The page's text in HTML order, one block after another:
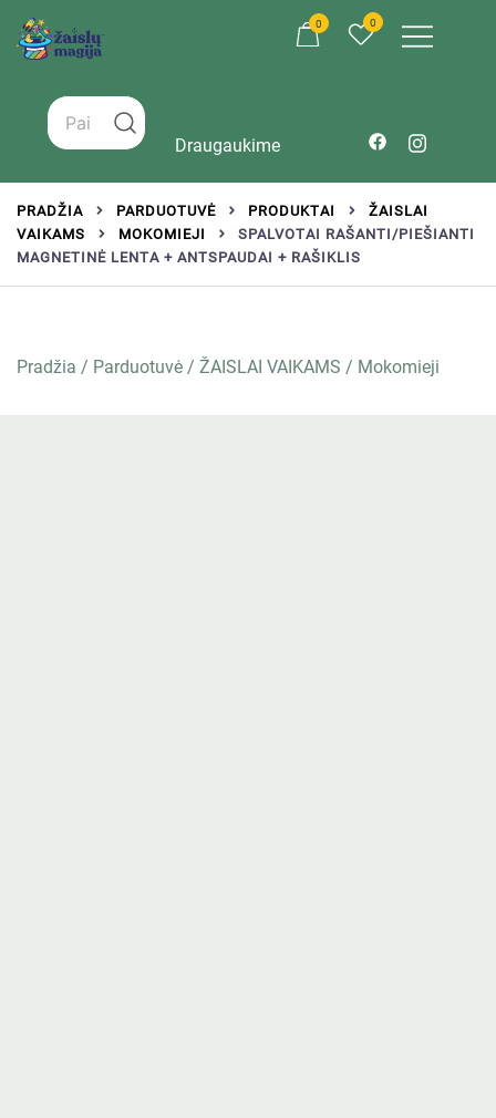
0 0
Draugaukime
PRADŽIA PARDUOTUVĖ PRODUKTAI
ŽAISLAI
VAIKAMS
MOKOMIEJI
SPALVOTAI RAŠANTI/PIEŠIANTI
MAGNETINĖ LENTA + ANTSPAUDAI + RAŠIKLIS
Pradžia / Parduotuvė / ŽAISLAI VAIKAMS / Mokomieji